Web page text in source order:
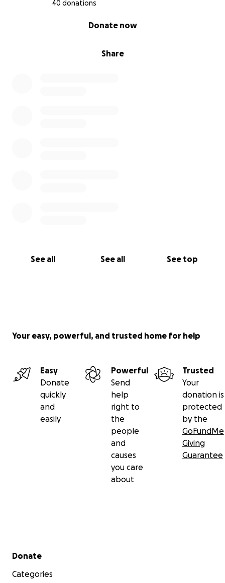
40 donations
Share
Donate now
See all See all See top
Your easy, powerful, and trusted home for help
Easy
Donate
quickly
and
easily
Powerful
Send
help
right to
the
people
and
causes
you care
about
Trusted
Your
donation is
protected
by the
GoFundMe
Giving
Guarantee
Secondary menu
Donate
Categories